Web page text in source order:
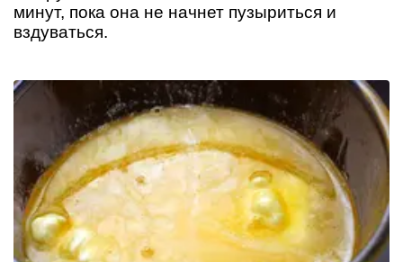
минут, пока она не начнет пузыриться и
вздуваться.